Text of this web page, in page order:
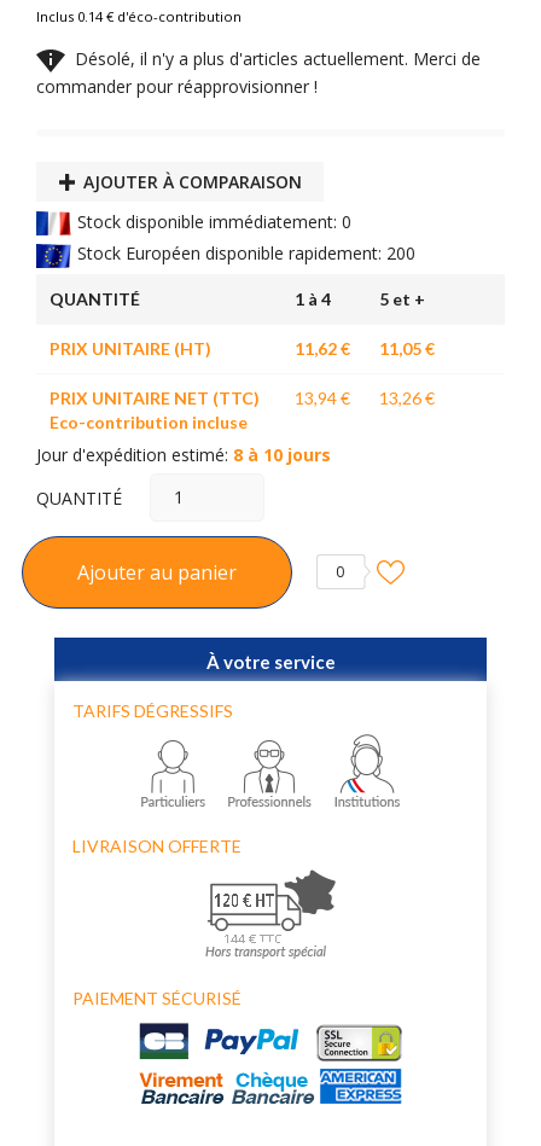
Inclus 0.14 € d'éco-contribution
 Désolé, il n'y a plus d'articles actuellement. Merci de
commander pour réapprovisionner !
AJOUTER À COMPARAISON
Stock disponible immédiatement: 0
Stock Européen disponible rapidement: 200
QUANTITÉ 1 à 4 5 et +
PRIX UNITAIRE (HT) 11,62 € 11,05 €
PRIX UNITAIRE NET (TTC)
Eco-contribution incluse
13,94 € 13,26 €
Jour d'expédition estimé: 8 à 10 jours
QUANTITÉ
Ajouter au panier 0
À votre service
TARIFS DÉGRESSIFS
LIVRAISON OFFERTE
PAIEMENT SÉCURISÉ